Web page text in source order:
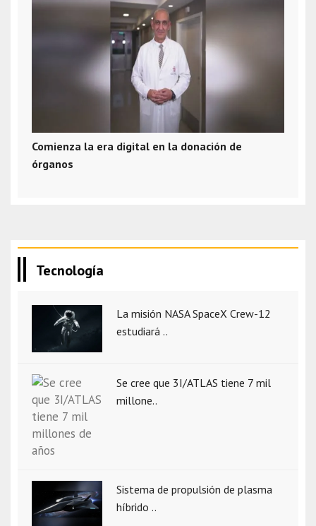
Comienza la era digital en la donación de
órganos
Tecnología
La misión NASA SpaceX Crew-12
estudiará ..
Se cree que 3I/ATLAS tiene 7 mil
millone..
Sistema de propulsión de plasma
híbrido ..